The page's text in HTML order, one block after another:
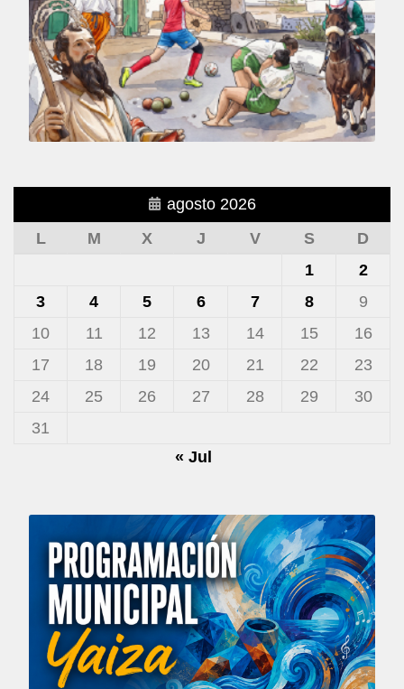
agosto 2026
L
M X J V S
D
1
2
3
4 5 6 7 8
9
10
11 12 13 14 15
16
17
18 19 20 21 22
23
24
25 26 27 28 29
30
31
« Jul